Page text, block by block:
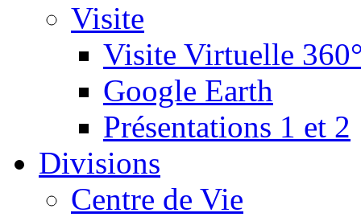
Visite
Visite Virtuelle
Google Earth
Présentations 1 et 2
Divisions
Centre de Vie